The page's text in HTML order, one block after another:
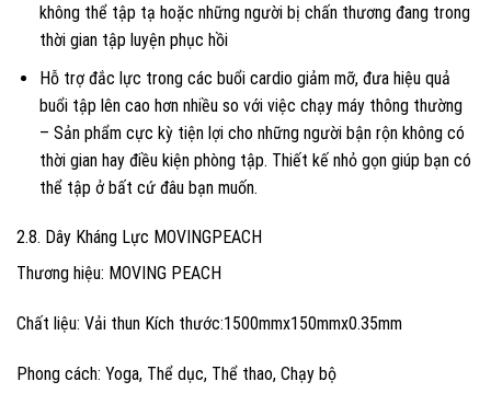
không thể tập tạ hoặc những người bị chấn thương đang trong
thời gian tập luyện phục hồi
Hỗ trợ đắc lực trong các buổi cardio giảm mỡ, đưa hiệu quả
buổi tập lên cao hơn nhiều so với việc chạy máy thông thường
– Sản phẩm cực kỳ tiện lợi cho những người bận rộn không có
thời gian hay điều kiện phòng tập. Thiết kế nhỏ gọn giúp bạn có
thể tập ở bất cứ đâu bạn muốn.
2.8. Dây Kháng Lực MOVINGPEACH
Thương hiệu: MOVING PEACH
️Chất liệu: Vải thun Kích thước:1500mmx150mmx0.35mm
Phong cách: Yoga, Thể dục, Thể thao, Chạy bộ